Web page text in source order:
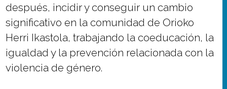
después, incidir y conseguir un cambio
significativo en la comunidad de Orioko
Herri Ikastola, trabajando la coeducación, la
igualdad y la prevención relacionada con la
violencia de género.